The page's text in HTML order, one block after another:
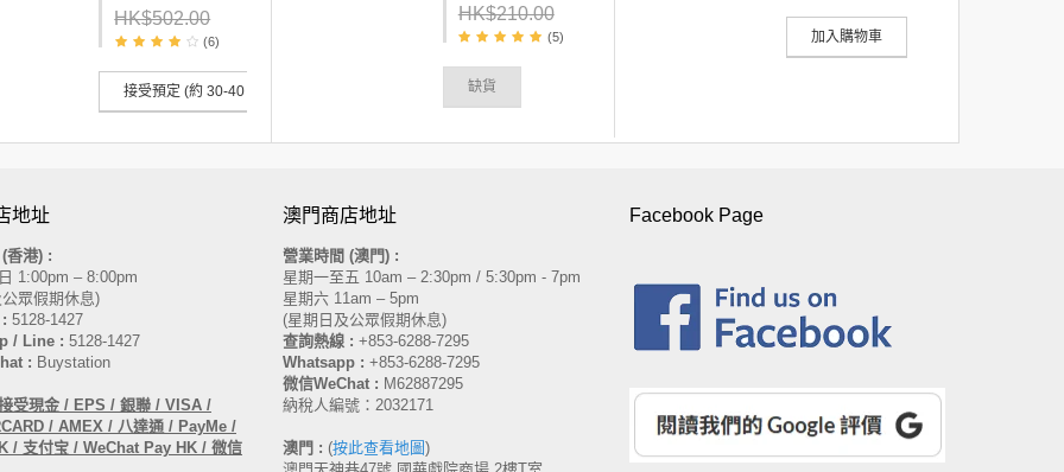
HK$502.00
(6)
接受預定 (約 30-40 天到達)
HK$210.00
(5)
缺貨
加入購物車
地址
(香港) :
1:00pm – 8:00pm
眾假期休息)
5128-1427
/ Line : 5128-1427
: Buystation
受現金 / EPS / 銀聯 / VISA /
/ AMEX / 八達通 / PayMe /
/ 支付宝 / WeChat Pay HK / 微信
澳門商店地址
營業時間 (澳門) :
星期一至五 10am – 2:30pm / 5:30pm - 7pm
星期六 11am – 5pm
(星期日及公眾假期休息)
查詢熱線 : +853-6288-7295
Whatsapp : +853-6288-7295
微信WeChat : M62887295
納稅人編號：2032171
澳門 : (按此查看地圖)
Facebook Page